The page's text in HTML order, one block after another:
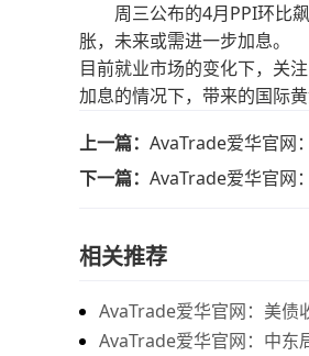
周三公布的4月PPI环比飙
胀，未来或需进一步加息。
目前就业市场的变化下，关
加息的情况下，带来的国际
上一篇： AvaTrade爱华官网
下一篇： AvaTrade爱华官网
相关推荐
AvaTrade爱华官网：美债
货黄金价格下跌
AvaTrade爱华官网：中东